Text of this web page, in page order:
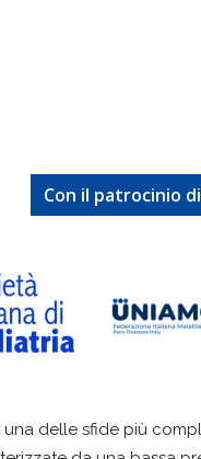
Con il patrocinio
delle sfide più